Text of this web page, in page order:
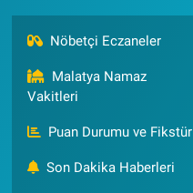
Nöbetçi Eczaneler
Malatya Namaz
Vakitleri
Puan Durumu ve Fikstür
Son Dakika Haberleri